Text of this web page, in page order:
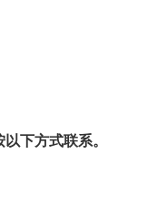
下方式联系。